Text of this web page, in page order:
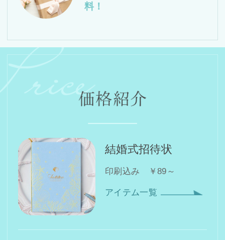
料！
結婚式招待状
印刷込み ￥89～
アイテム一覧